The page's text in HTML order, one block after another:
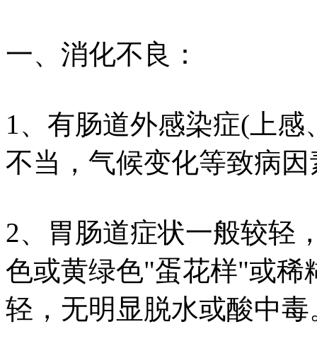
一、消化不良：
1、有肠道外感染症(上
不当，气候变化等致病因
2、胃肠道症状一般较轻
色或黄绿色"蛋花样"或稀
轻，无明显脱水或酸中毒